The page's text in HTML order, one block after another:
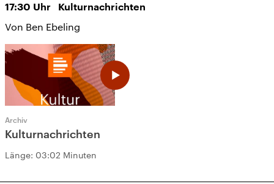
17:30 Uhr Kulturnachrichten
Von Ben Ebeling
Archiv
Kulturnachrichten
Länge: 03:02 Minuten